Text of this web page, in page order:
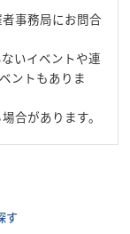
事務局にお問合
いイベントや連
ントもありま
合があります。
す